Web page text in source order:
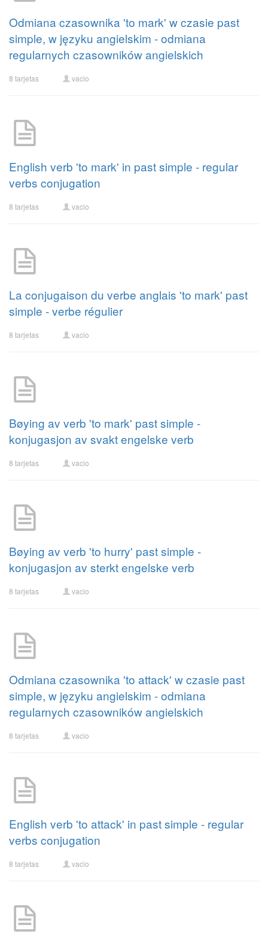
Odmiana czasownika 'to mark' w czasie past
simple, w języku angielskim - odmiana
regularnych czasowników angielskich
8 tarjetas vacio
English verb 'to mark' in past simple - regular
verbs conjugation
8 tarjetas vacio
La conjugaison du verbe anglais 'to mark' past
simple - verbe régulier
8 tarjetas vacio
Bøying av verb 'to mark' past simple -
konjugasjon av svakt engelske verb
8 tarjetas vacio
Bøying av verb 'to hurry' past simple -
konjugasjon av sterkt engelske verb
8 tarjetas vacio
Odmiana czasownika 'to attack' w czasie past
simple, w języku angielskim - odmiana
regularnych czasowników angielskich
8 tarjetas vacio
English verb 'to attack' in past simple - regular
verbs conjugation
8 tarjetas vacio